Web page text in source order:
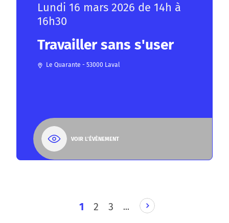
Lundi 16 mars 2026 de 14h à
16h30
Travailler sans s'user
Le Quarante - 53000 Laval
VOIR L'ÉVÈNEMENT
1 2 3 …
PAGE
SUIVANTE